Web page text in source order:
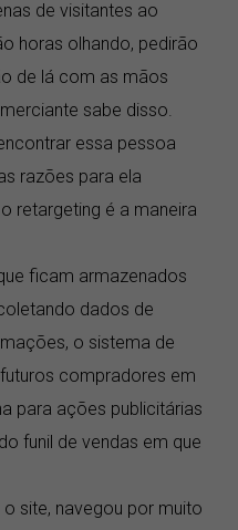
de visitantes ao
horas olhando, pedirão
de lá com as mãos
sabe disso.
essa pessoa
razões para ela
retargeting é a maneira
ficam armazenados
dados de
o sistema de
compradores em
para ações publicitárias
funil de vendas em que
site, navegou por muito